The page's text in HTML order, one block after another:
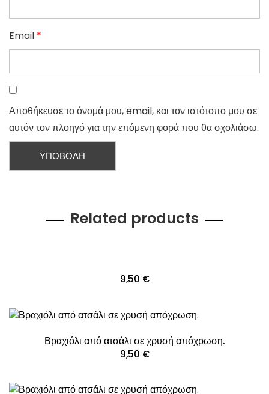
Email *
Αποθήκευσε το όνομά μου, email, και τον ιστότοπο μου σε
αυτόν τον πλοηγό για την επόμενη φορά που θα σχολιάσω.
Related products
9,50 €
Βραχιόλι από ατσάλι σε χρυσή απόχρωση.
9,50 €